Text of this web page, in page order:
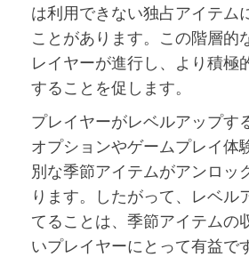
は利用できない独占アイテム
ことがあります。この階層的
レイヤーが進行し、より積極
することを促します。
プレイヤーがレベルアップす
オプションやゲームプレイ体
別な季節アイテムがアンロッ
ります。したがって、レベル
てることは、季節アイテムの
いプレイヤーにとって有益で